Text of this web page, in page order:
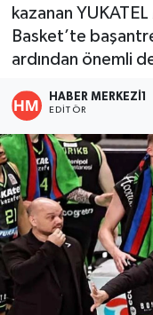
kazanan
Basket’te
ardından önemli
HABER MERKEZI1
EDITÖR
SPOR
MAGAZİN
ÖZEL HABER
DTO
RESMİ
Haber Arşivi